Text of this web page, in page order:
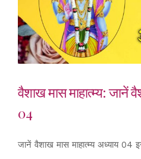
वैशाख मास माहात्म्य: जानें
04
जानें वैशाख मास माहात्म्य अध्याय 04